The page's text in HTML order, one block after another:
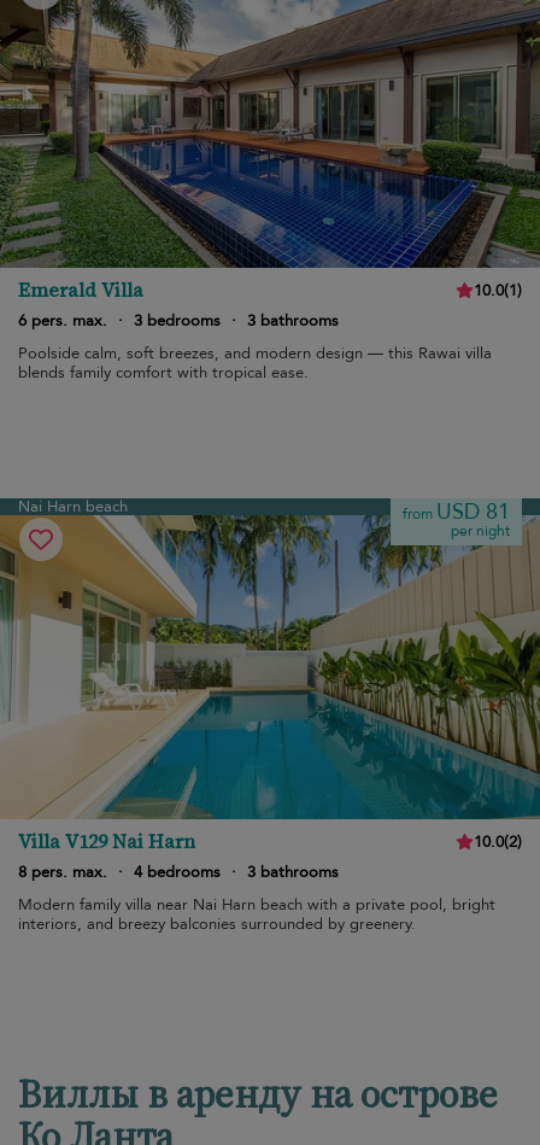
Emerald Villa 10.0(1)
6 pers. max.
· 3 bedrooms · 3 bathrooms
Poolside calm, soft breezes, and modern design — this Rawai villa
blends family comfort with tropical ease.
Nai Harn beach from USD 81
per night
Villa V129 Nai Harn 10.0(2)
8 pers. max.
· 4 bedrooms · 3 bathrooms
Modern family villa near Nai Harn beach with a private pool, bright
interiors, and breezy balconies surrounded by greenery.
Виллы в аренду на острове